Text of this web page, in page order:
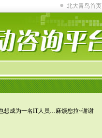
北大青鸟首页
成为一名IT人员…麻烦您拉~谢谢